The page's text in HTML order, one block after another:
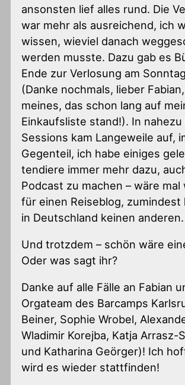
ansonsten lief alles rund. Die
war mehr als ausreichend, ich
wissen, wieviel danach
werden musste. Dazu gab es
Ende zur Verlosung am
(Danke nochmals, lieber
meines, das schon lang auf
Einkaufsliste stand!). In
Sessions kam Langeweile auf,
Gegenteil, ich habe einiges
tendiere immer mehr dazu,
Podcast zu machen – wäre mal
für einen Reiseblog, zumindest
in Deutschland keinen anderen.
Und trotzdem – schön wäre
Oder was sagt ihr?
Danke auf alle Fälle an Fabian
Orgateam des Barcamps
Beiner, Sophie Wrobel,
Wladimir Korejba, Katja Arrasz-
und Katharina Geörger)! Ich
wird es wieder stattfinden!